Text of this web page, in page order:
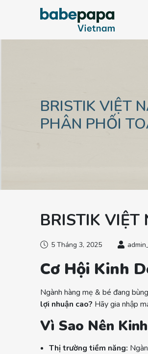
Bình PPSU All-in-one
BRISTIK VIỆT
PHÂN PHỐI
BRISTIK
5 Tháng 3, 2025
Cơ Hội Kinh
Ngành hàng mẹ & bé đang
lợi nhuận cao? Hãy gia nhập
Vì Sao Nên
Thị trường tiềm năng: